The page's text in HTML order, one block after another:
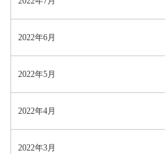
2022年6月
2022年5月
2022年4月
2022年3月